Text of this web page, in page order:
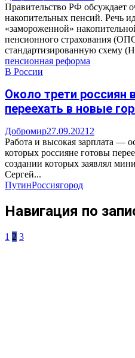
Правительство РФ обсуждает
накопительных пенсий. Речь
«замороженной»
пенсионного страхования
стандартизированную схему
пенсионная реформа
В России
Около трети россиян
переехать в новые
Добромир27.09.2021 2
Работа и высокая зарплата —
которых россияне готовы
создании которых заявлял
Сергей...
ПутинРоссиягород
Навигация по
1 2 3